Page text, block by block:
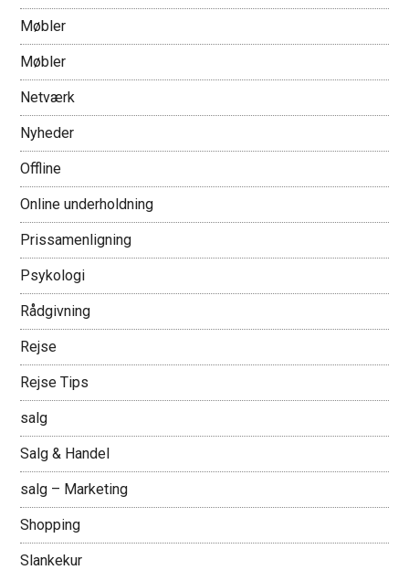
Møbler
Møbler
Netværk
Nyheder
Offline
Online underholdning
Prissamenligning
Psykologi
Rådgivning
Rejse
Rejse Tips
salg
Salg & Handel
salg – Marketing
Shopping
Slankekur